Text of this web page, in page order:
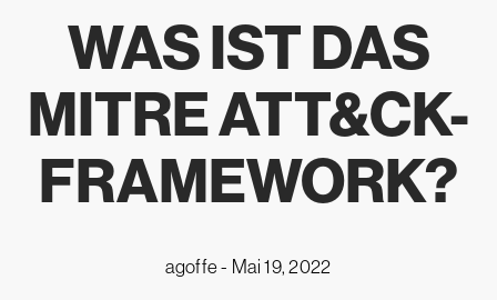
WAS IST DAS
MITRE ATT&CK-
FRAMEWORK?
agoffe - Mai 19, 2022